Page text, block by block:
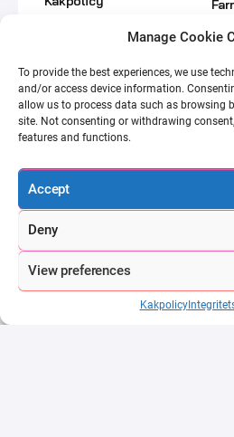
Manage Cookie
To provide the best experiences, we use
and/or access device information.
allow us to process data such as browsing
site. Not consenting or withdrawing
features and functions.
Accept
Deny
View preferences
Kakpolicy
Adress
351 Myrtle St, Cliffwood,
Email
För att delta i onlinespel måste
vissa jurisdiktioner över 21 år).